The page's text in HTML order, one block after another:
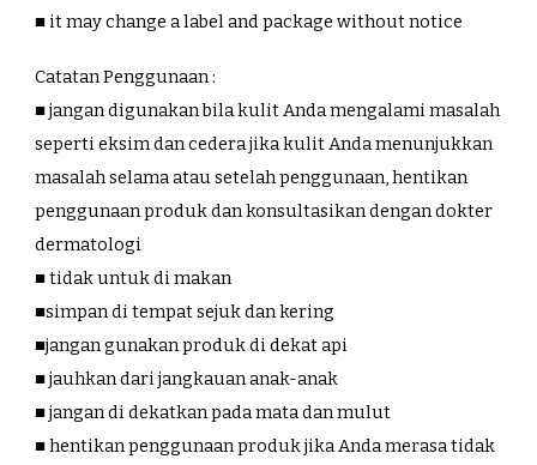
■ it may change a label and package without notice
Catatan Penggunaan :
■ jangan digunakan bila kulit Anda mengalami masalah
seperti eksim dan cedera jika kulit Anda menunjukkan
masalah selama atau setelah penggunaan, hentikan
penggunaan produk dan konsultasikan dengan dokter
dermatologi
■ tidak untuk di makan
■simpan di tempat sejuk dan kering
■jangan gunakan produk di dekat api
■ jauhkan dari jangkauan anak-anak
■ jangan di dekatkan pada mata dan mulut
■ hentikan penggunaan produk jika Anda merasa tidak